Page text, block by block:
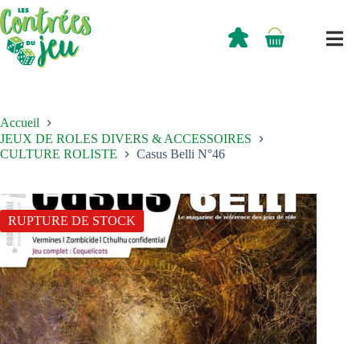
Passer
au
contenu
Panier
0,00
Accueil
JEUX DE ROLES DIVERS & ACCESSOIRES
CULTURE ROLISTE
Casus Belli N°46
RUPTURE DE STOCK